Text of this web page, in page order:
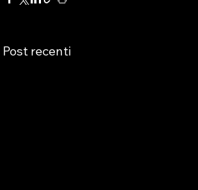
Post recenti